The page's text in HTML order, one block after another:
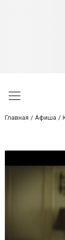
Главная Афиша